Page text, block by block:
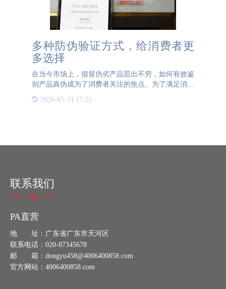
多种防伪验证方式，给消费者更
多选择
在当今市场上，假冒伪劣产品层出不穷，如何有效鉴
别产品真伪成为了消费者关注的焦点。为了满足消费
显得尤为重要。 传统的防伪验证方式主要包括防伪
2026-05-24 17:22
联系我们
PA直营
地 址：广东省广东市天河区
联系电话：020-87345678
邮 箱：dongyu458@4006400858.com
官方网站：4006400858.com